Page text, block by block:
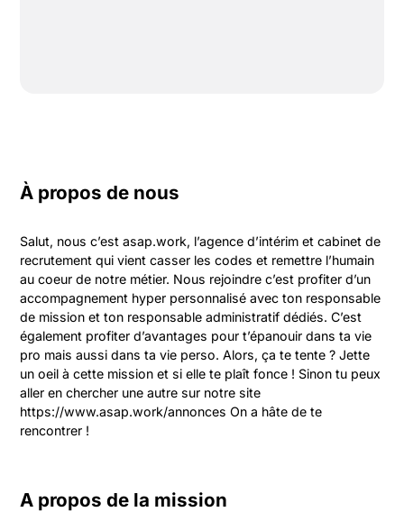
À propos de nous
Salut, nous c’est asap.work, l’agence d’intérim et cabinet de
recrutement qui vient casser les codes et remettre l’humain
au coeur de notre métier. Nous rejoindre c’est profiter d’un
accompagnement hyper personnalisé avec ton responsable
de mission et ton responsable administratif dédiés. C’est
également profiter d’avantages pour t’épanouir dans ta vie
pro mais aussi dans ta vie perso. Alors, ça te tente ? Jette
un oeil à cette mission et si elle te plaît fonce ! Sinon tu peux
aller en chercher une autre sur notre site
https://www.asap.work/annonces On a hâte de te
rencontrer !
A propos de la mission